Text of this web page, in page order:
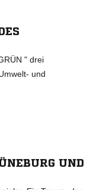
" drei
und
UND